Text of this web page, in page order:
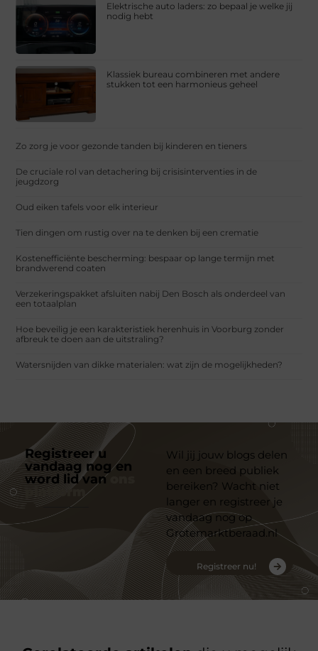
Elektrische auto laders: zo bepaal je welke jij
nodig hebt
Klassiek bureau combineren met andere
stukken tot een harmonieus geheel
Zo zorg je voor gezonde tanden bij kinderen en tieners
De cruciale rol van detachering bij crisisinterventies in de
jeugdzorg
Oud eiken tafels voor elk interieur
Tien dingen om rustig over na te denken bij een crematie
Kostenefficiënte bescherming: bespaar op lange termijn met
brandwerend coaten
Verzekeringspakket afsluiten nabij Den Bosch als onderdeel van
een totaalplan
Hoe beveilig je een karakteristiek herenhuis in Voorburg zonder
afbreuk te doen aan de uitstraling?
Watersnijden van dikke materialen: wat zijn de mogelijkheden?
Registreer u
vandaag nog en
word lid van
platform
Wil jij jouw blogs delen
en een breed publiek
bereiken? Wacht niet
langer en registreer je
vandaag nog op
Grotemarktberaad.nl
Registreer nu!